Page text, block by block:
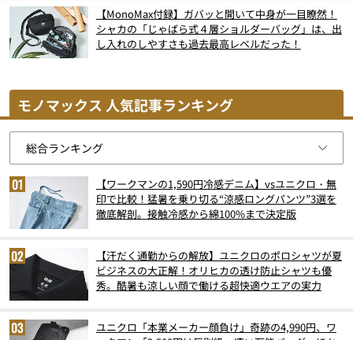
【MonoMax付録】ガバッと開いて中身が一目瞭然！
シャカの「じゃばら式４層ショルダーバッグ」は、出
し入れのしやすさも過去最高レベルだった！
モノマックス 人気記事ランキング
【ワークマンの1,590円冷感デニム】vsユニクロ・無
印で比較！猛暑を乗り切る“涼感ロングパンツ”3選を
徹底解剖。接触冷感から綿100%まで決定版
【汗だく通勤からの解放】ユニクロのポロシャツが夏
ビジネスの大正解！オリヒカの透け防止シャツも優
秀。酷暑も涼しい顔で働ける超快適ウエアの実力
ユニクロ「本業メーカー顔負け」奇跡の4,990円、ワ